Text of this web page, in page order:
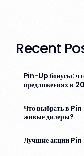
Recent
Pin-Up бонусы:
предложениях в
Что выбрать в
живые дилеры?
Лучшие акции Pin